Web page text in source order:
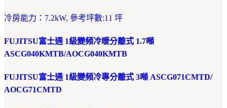
冷房能力：7.2kW, 參考坪數:11 坪
FUJITSU富士通 1級變頻冷暖分離式 1.7噸
ASCG040KMTB/AOCG040KMTB
FUJITSU富士通 1級變頻冷專分離式 3噸 ASCG071CMTD/
AOCG71CMTD